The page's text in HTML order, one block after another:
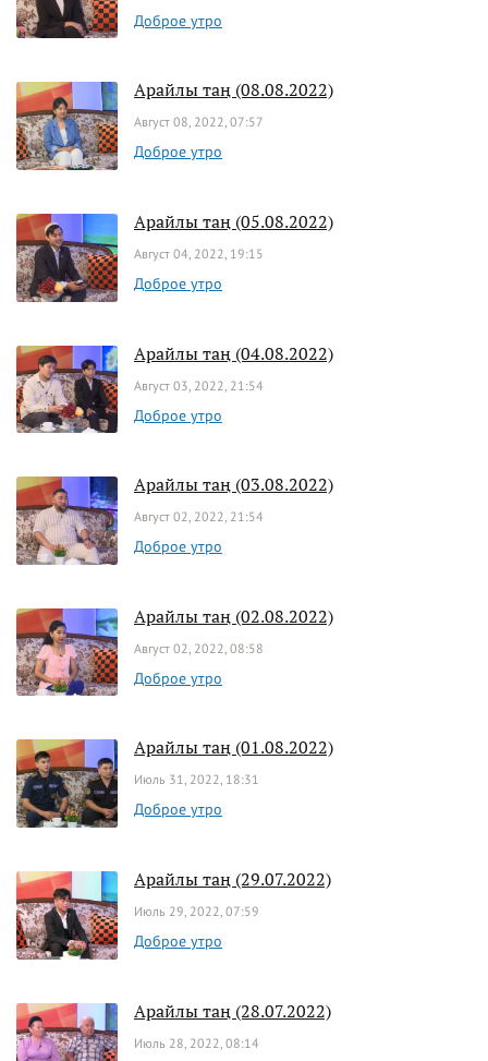
Доброе утро
Арайлы таң (08.08.2022)
Август 08, 2022, 07:57
Доброе утро
Арайлы таң (05.08.2022)
Август 04, 2022, 19:15
Доброе утро
Арайлы таң (04.08.2022)
Август 03, 2022, 21:54
Доброе утро
Арайлы таң (03.08.2022)
Август 02, 2022, 21:54
Доброе утро
Арайлы таң (02.08.2022)
Август 02, 2022, 08:58
Доброе утро
Арайлы таң (01.08.2022)
Июль 31, 2022, 18:31
Доброе утро
Арайлы таң (29.07.2022)
Июль 29, 2022, 07:59
Доброе утро
Арайлы таң (28.07.2022)
Июль 28, 2022, 08:14